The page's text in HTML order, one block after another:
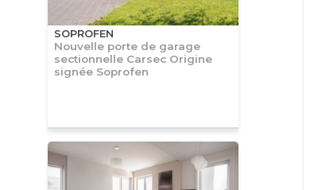
SOPROFEN
Nouvelle porte de garage
sectionnelle Carsec Origine
signée Soprofen